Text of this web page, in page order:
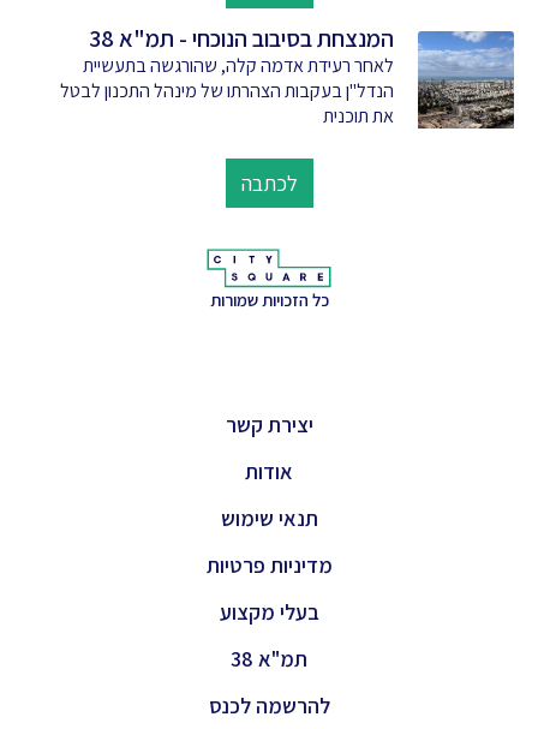
המנצחת בסיבוב הנוכחי - תמ"א 38
לאחר רעידת אדמה קלה, שהורגשה בתעשיית
הנדל"ן בעקבות הצהרתו של מינהל התכנון לבטל
את תוכנית
לכתבה
כל הזכויות שמורות
יצירת קשר
אודות
תנאי שימוש
מדיניות פרטיות
בעלי מקצוע
תמ"א 38
להרשמה לכנס